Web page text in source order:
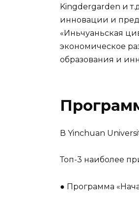
Kingdergarden и
инновации и
«Иньчуаньская
экономическое
образования и
В Yinchuan
Топ-3 наиболее
● Программа